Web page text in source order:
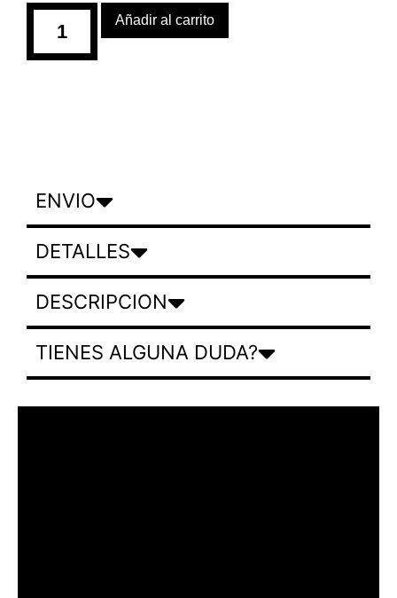
Añadir al carrito
ENVIO
DETALLES
DESCRIPCION
TIENES ALGUNA DUDA?